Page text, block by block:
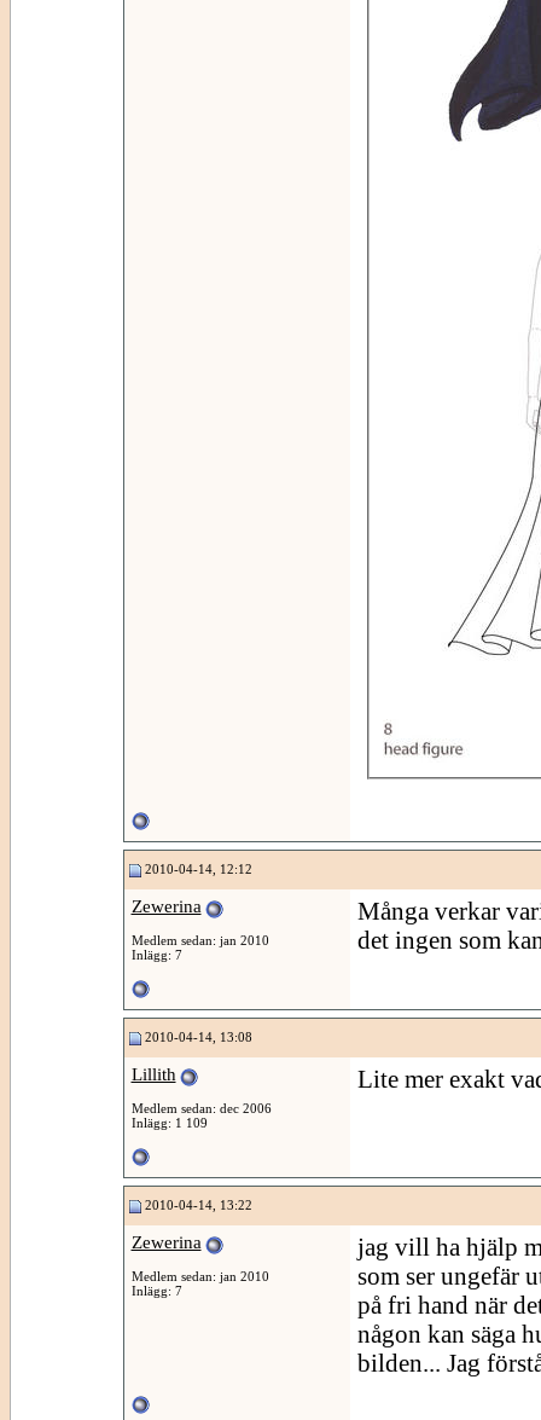
2010-04-14, 12:12
Zewerina
Medlem sedan: jan 2010
Inlägg: 7
Många verkar
det ingen som
2010-04-14, 13:08
Lillith
Medlem sedan: dec 2006
Inlägg: 1 109
Lite mer exakt
2010-04-14, 13:22
Zewerina
Medlem sedan: jan 2010
Inlägg: 7
jag vill ha hjälp
som ser ungefär
på fri hand när
någon kan säga
bilden... Jag